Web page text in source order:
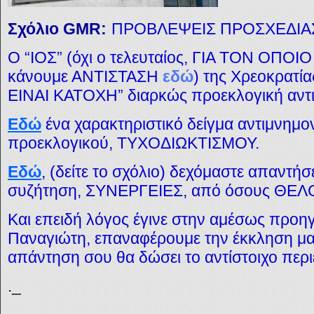
Σχόλιο GMR: ΠΡΟΒΛΕΨΕΙΣ
Ο “ΙΟΣ” (όχι ο τελευταίος, ΓΙΑ ΤΟΝ
κάνουμε ΑΝΤΙΣΤΑΣΗ εδώ) της
ΕΙΝΑΙ ΚΑΤΟΧΗ” διαρκώς προεκλογική
Εδώ ένα χαρακτηριστικό δείγμα
προεκλογικού, ΤΥΧΟΔΙΩΚΤΙΣΜΟΥ.
Εδώ, (δείτε το σχόλιο) δεχόμαστε
συζήτηση, ΣΥΝΕΡΓΕΙΕΣ, από όσους
Και επειδή λόγος έγινε στην αμέσως
Παναγιώτη, επαναφέρουμε την έκκληση
απάντηση σου θα δώσει το αντίστοιχο
._